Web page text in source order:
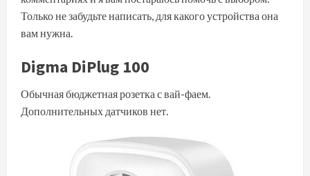
Только не забудьте написать, для какого устройства она
вам нужна.
Digma DiPlug 100
Обычная бюджетная розетка с вай-фаем.
Дополнительных датчиков нет.